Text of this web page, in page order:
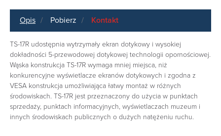
Opis Pobierz Kontakt
TS-17R udostępnia wytrzymały ekran dotykowy i wysokiej
dokładności 5-przewodowej dotykowej technologii opornościowej.
Wąska konstrukcja TS-17R wymaga mniej miejsca, niż
konkurencyjne wyświetlacze ekranów dotykowych i zgodna z
VESA konstrukcja umożliwiająca łatwy montaż w różnych
środowiskach. TS-17R jest przeznaczony do użycia w punktach
sprzedaży, punktach informacyjnych, wyświetlaczach muzeum i
innych środowiskach publicznych o dużych natężeniu ruchu.